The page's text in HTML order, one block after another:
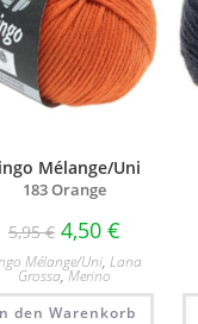
Mélange/Uni
183 Orange
5,95€ 4,50 €
Mélange/​Uni,Lana
Grossa,Merino
den Warenkorb